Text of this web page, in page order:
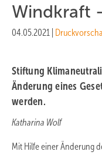
Windkraft
04.05.2021
Stiftung
Änderung eines
werden.
Katharina Wolf
Mit Hilfe einer Änderung